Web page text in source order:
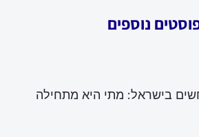
נוספים
בישראל: מתי היא מתחילה